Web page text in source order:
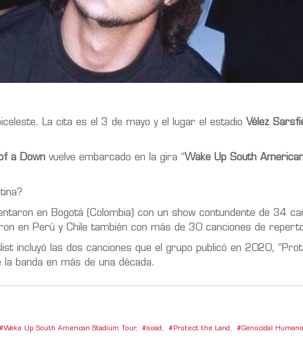
La cita es el 3 de mayo y el lugar el estadio Vélez
a Down vuelve embarcado en la gira “Wake Up South
en Bogotá (Colombia) con un show contundente de 34
en Perú y Chile también con más de 30 canciones de
incluyó las dos canciones que el grupo publicó en 2020,
la banda en más de una década.
Wake Up South American Stadium Tour, soad , Protect the Land , Genocidal